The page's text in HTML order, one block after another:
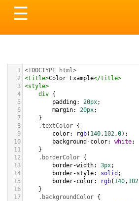
Toggle
navigation
☰
1 <!DOCTYPE html>
2
<title>Color Example</title>
3 <style>
4
div {
5
padding: 20px;
6
margin: 20px;
7
}
8
.textColor {
9
color: rgb( 140, 102,0);
10
background-color: white;
11
}
12
.borderColor {
13
border-width: 3px;
14
border-style: solid ;
15
border-color: rgb( 140, 102
16
}
17
.backgroundColor {